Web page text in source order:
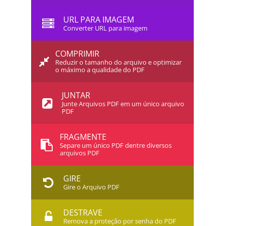
URL PARA IMAGEM
Converter URL para imagem
COMPRIMIR
Reduzir o tamanho do arquivo e optimizar
o máximo a qualidade do PDF
JUNTAR
Junte Arquivos PDF em um único arquivo
PDF
FRAGMENTE
Separe um único PDF dentre diversos
arquivos PDF
GIRE
Gire o Arquivo PDF
DESTRAVE
Remova a proteção por senha do PDF